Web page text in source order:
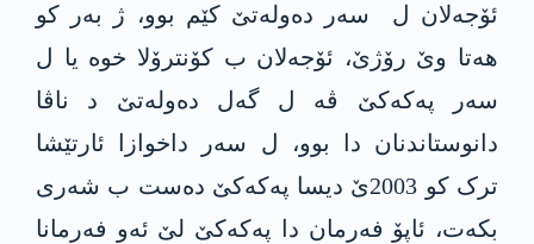
ئۆجەلان ل سەر دەولەتێ کێم بوو، ژ بەر کو
ھەتا وێ رۆژێ، ئۆجەلان ب کۆنترۆلا خوە یا ل
سەر پەکەکێ ڤە ل گەل دەولەتێ د ناڤا
دانوستاندنان دا بوو، ل سەر داخوازا ئارتێشا
ترک کو 2003ێ دیسا پەکەکێ دەست ب شەری
بکەت، ئاپۆ فەرمان دا پەکەکێ لێ ئەو فەرمانا